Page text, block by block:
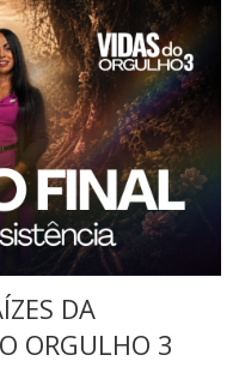
DA
ORGULHO 3